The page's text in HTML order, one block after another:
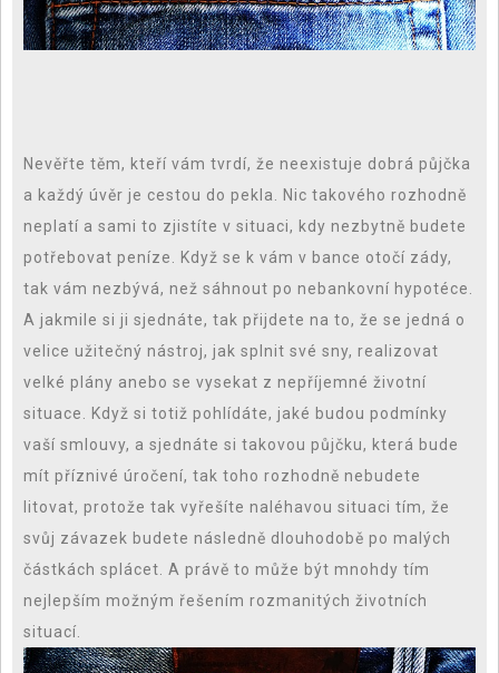
Nevěřte těm, kteří vám tvrdí, že neexistuje dobrá půjčka
a každý úvěr je cestou do pekla. Nic takového rozhodně
neplatí a sami to zjistíte v situaci, kdy nezbytně budete
potřebovat peníze. Když se k vám v bance otočí zády,
tak vám nezbývá, než sáhnout po nebankovní hypotéce.
A jakmile si ji sjednáte, tak přijdete na to, že se jedná o
velice užitečný nástroj, jak splnit své sny, realizovat
velké plány anebo se vysekat z nepříjemné životní
situace. Když si totiž pohlídáte, jaké budou podmínky
vaší smlouvy, a sjednáte si takovou půjčku, která bude
mít příznivé úročení, tak toho rozhodně nebudete
litovat, protože tak vyřešíte naléhavou situaci tím, že
svůj závazek budete následně dlouhodobě po malých
částkách splácet. A právě to může být mnohdy tím
nejlepším možným řešením rozmanitých životních
situací.